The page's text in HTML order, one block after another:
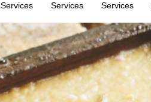
Services Services Services